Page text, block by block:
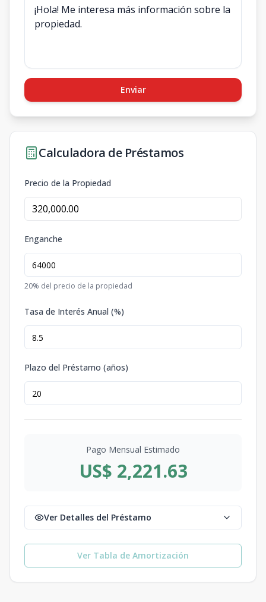
Enviar
Calculadora de Préstamos
Precio de la Propiedad
Enganche
20% del precio de la propiedad
Tasa de Interés Anual (%)
Plazo del Préstamo (años)
Pago Mensual Estimado
US$ 2,221.63
Ver Detalles del Préstamo
Ver Tabla de Amortización